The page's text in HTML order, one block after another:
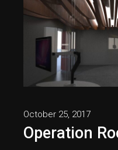
October 25, 2017
Operation